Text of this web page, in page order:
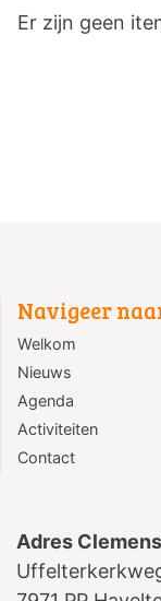
Er zijn geen
Navigeer
Welkom
Nieuws
Agenda
Activiteiten
Contact
Adres